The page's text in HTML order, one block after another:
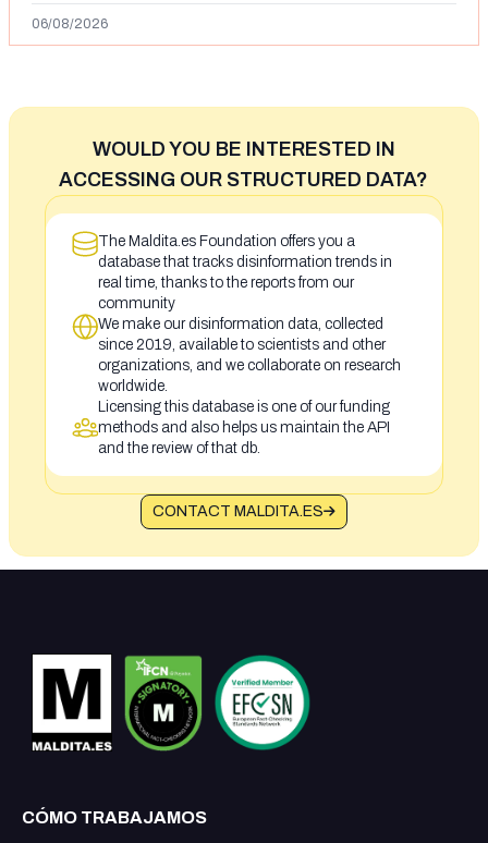
06/08/2026
WOULD YOU BE INTERESTED IN
ACCESSING OUR STRUCTURED DATA?
The Maldita.es Foundation offers you a
database that tracks disinformation trends in
real time, thanks to the reports from our
community
We make our disinformation data, collected
since 2019, available to scientists and other
organizations, and we collaborate on research
worldwide.
Licensing this database is one of our funding
methods and also helps us maintain the API
and the review of that db.
CONTACT MALDITA.ES
CÓMO TRABAJAMOS